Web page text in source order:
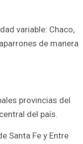
variable: Chaco,
de manera
provincias del
del país.
Santa Fe y Entre